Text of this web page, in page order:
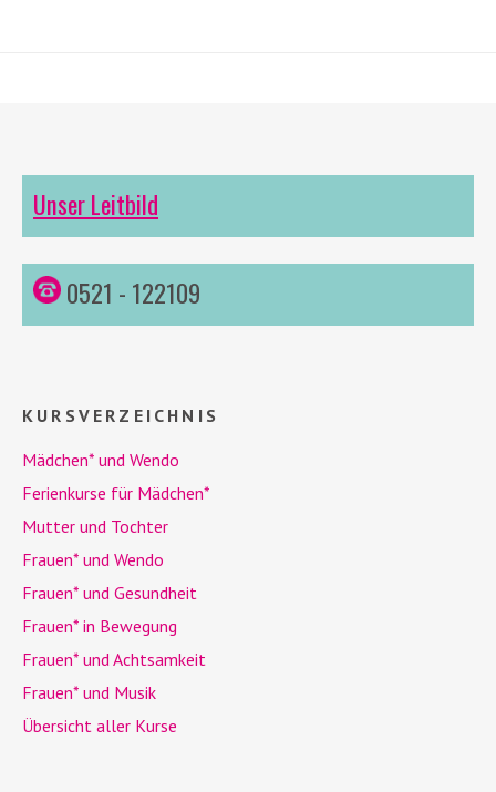
Unser Leitbild
0521 - 122109
KURSVERZEICHNIS
Mädchen* und Wendo
Ferienkurse für Mädchen*
Mutter und Tochter
Frauen* und Wendo
Frauen* und Gesundheit
Frauen* in Bewegung
Frauen* und Achtsamkeit
Frauen* und Musik
Übersicht aller Kurse